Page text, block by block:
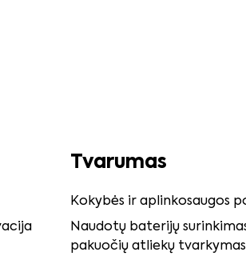
Tvarumas
Kokybės ir aplinkosaugos
Naudotų baterijų
pakuočių atliekų tvarkymas